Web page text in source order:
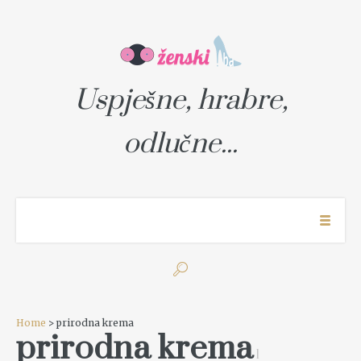
Uspješne, hrabre,
odlučne...
Home > prirodna krema
prirodna krema1